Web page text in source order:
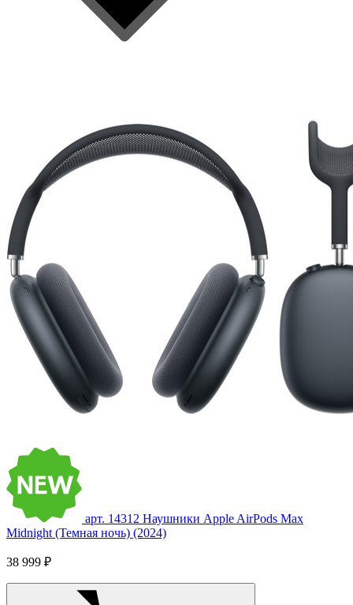
арт. 14312 Наушники Apple AirPods Max
Midnight (Темная ночь) (2024)
38 999 ₽